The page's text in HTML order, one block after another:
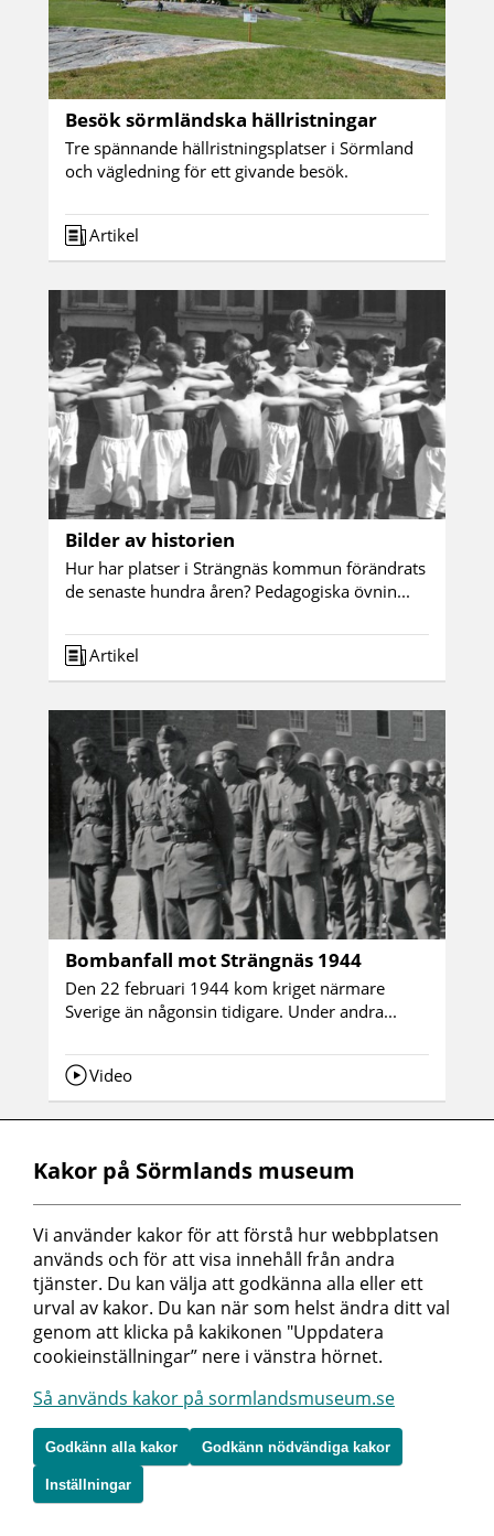
Besök sörmländska hällristningar
Tre spännande hällristningsplatser i Sörmland
och vägledning för ett givande besök.
Artikel
Bilder av historien
Hur har platser i Strängnäs kommun förändrats
de senaste hundra åren? Pedagogiska övnin...
Artikel
Bombanfall mot Strängnäs 1944
Den 22 februari 1944 kom kriget närmare
Sverige än någonsin tidigare. Under andra...
Video
Sonja Berlin har vävt band sedan mitten av
1970-talet. Hon har fördjupat sig och forska...
Video
Kakor på Sörmlands museum
Vi använder kakor för att förstå hur webbplatsen
används och för att visa innehåll från andra
tjänster. Du kan välja att godkänna alla eller ett
urval av kakor. Du kan när som helst ändra ditt val
genom att klicka på kakikonen "Uppdatera
cookieinställningar” nere i vänstra hörnet.
Så används kakor på sormlandsmuseum.se
Godkänn alla kakor Godkänn nödvändiga kakor
Inställningar